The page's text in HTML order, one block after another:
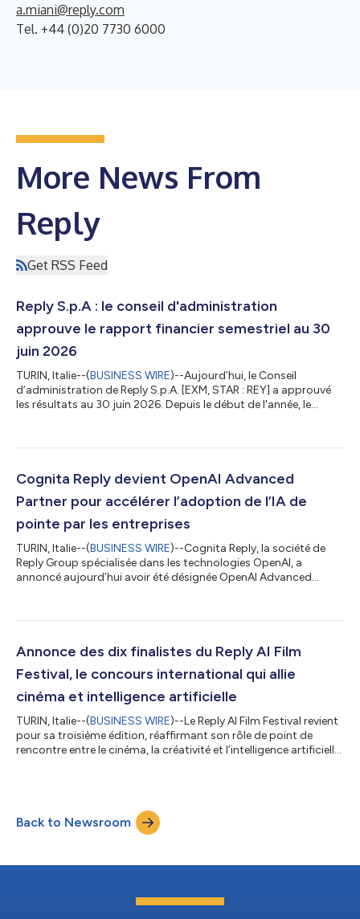
a.miani@reply.com
Tel. +44 (0)20 7730 6000
More News From
Reply
Get RSS Feed
Reply S.p.A : le conseil d'administration
approuve le rapport financier semestriel au 30
juin 2026
TURIN, Italie--(BUSINESS WIRE)--Aujourd’hui, le Conseil
d’administration de Reply S.p.A. [EXM, STAR : REY] a approuvé
les résultats au 30 juin 2026. Depuis le début de l'année, le
la même période en 2025. Tous les indicateurs sont positifs
consolidé s'élève à 233,2 millions d'euros, contre 223,7 millions
d'euros en 2...
Cognita Reply devient OpenAI Advanced
Partner pour accélérer l’adoption de l’IA de
pointe par les entreprises
TURIN, Italie--(BUSINESS WIRE)--Cognita Reply, la société de
Reply Group spécialisée dans les technologies OpenAI, a
annoncé aujourd’hui avoir été désignée OpenAI Advanced
partenaires de développer, commercialiser et fournir des
partenaires dotés d’une expertise sectorielle approfondie, de
Annonce des dix finalistes du Reply AI Film
Festival, le concours international qui allie
cinéma et intelligence artificielle
TURIN, Italie--(BUSINESS WIRE)--Le Reply AI Film Festival revient
pour sa troisième édition, réaffirmant son rôle de point de
rencontre entre le cinéma, la créativité et l’intelligence artificielle.
finalistes. Le festival se déroulera à Venise pendant la 83e
édition du Festival international du film de Venise d...
Back to Newsroom